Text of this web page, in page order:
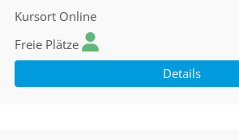
Kursort Online
Freie Plätze
Details